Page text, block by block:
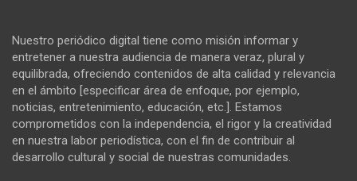
Nuestro periódico digital tiene como misión informar y
entretener a nuestra audiencia de manera veraz, plural y
equilibrada, ofreciendo contenidos de alta calidad y relevancia
en el ámbito [especificar área de enfoque, por ejemplo,
noticias, entretenimiento, educación, etc.]. Estamos
comprometidos con la independencia, el rigor y la creatividad
en nuestra labor periodística, con el fin de contribuir al
desarrollo cultural y social de nuestras comunidades.